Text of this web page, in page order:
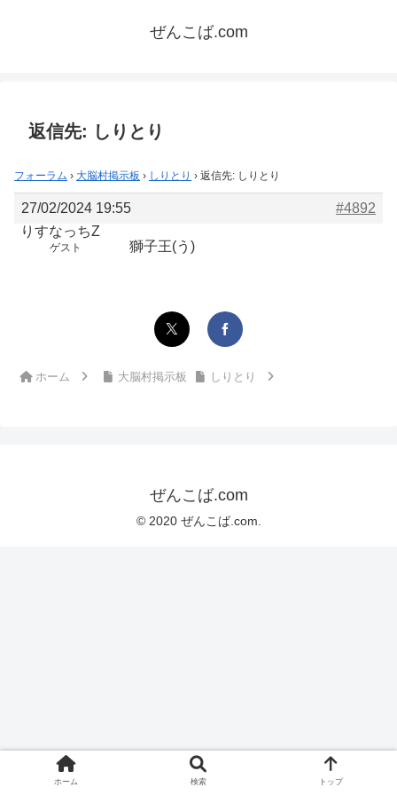
ぜんこば.com
返信先: しりとり
フォーラム › 大脳村掲示板 › しりとり › 返信先: しりとり
27/02/2024 19:55
#4892
りすなっちZ
ゲスト 獅子王(う)
ホーム 大脳村掲示板 しりとり
ぜんこば.com
© 2020 ぜんこば.com.
ホーム 検索 トップ